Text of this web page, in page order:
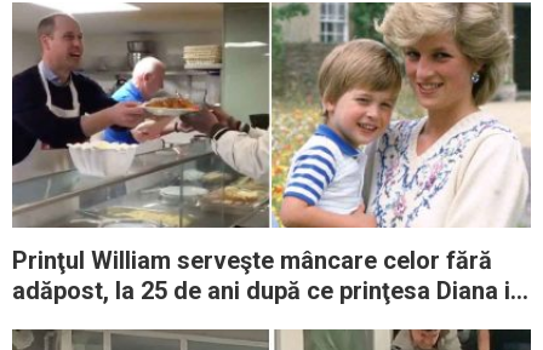
Prinţul William serveşte mâncare celor fără
adăpost, la 25 de ani după ce prinţesa Diana i-